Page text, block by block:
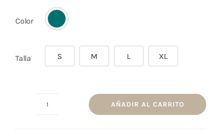
Color
Talla S M L XL
AÑADIR AL CARRITO